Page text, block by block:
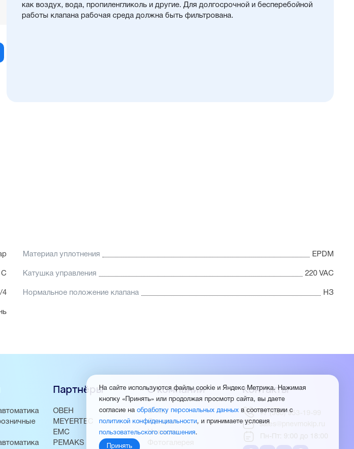
как воздух, вода, пропиленгликоль и другие. Для долгосрочной и бесперебойной
работы клапана рабочая среда должна быть фильтрована.
Материал уплотнения EPDM
С Катушка управления 220 VAC
4 Нормальное положение клапана НЗ
Партнёры
ОВЕН
MEYERTEC
EMC
PEMAKS
О компании
О нас
Отзывы
Новости
Фотогалерея
Контакты
+7 (960) 953-19-99
sales@pnevmokip.ru
Пн-Пт: 9:00 до 18:00
На сайте используются файлы cookie и Яндекс Метрика. Нажимая
кнопку «Принять» или продолжая просмотр сайта, вы даете
согласие на обработку персональных данных в соответствии с
политикой конфиденциальности, и принимаете условия
пользовательского соглашения.
Принять